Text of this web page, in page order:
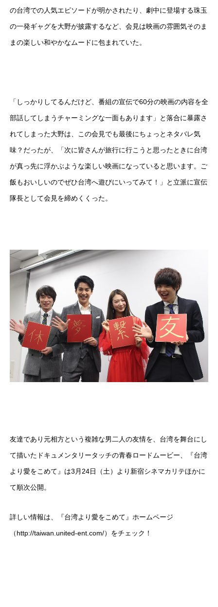
の台湾での人気エピソードが明かされたり、劇中に登場する珠玉
の一発ギャグを大野が披露するなど、会見は映画の雰囲気そのま
まの楽しい和やかなムードに包まれていた。
「しっかりしてるんだけど、番組の宣伝で60分の映画の内容を全
部話してしまうチャーミングな一面もあります」と落合に暴露さ
れてしまった大野は、この会見でも最後にちょっとネタバレ気
味？だったが、「次に皆さんが旅行に行こうと思ったときに台湾
が真っ先に浮かぶような楽しい映画になっていると思います。ご
飯もおいしいのでぜひ台湾へ遊びにいってみて！」と立派に宣伝
隊長として会見を締めくくった。
友達であり元相方という複雑な男二人の友情を、台湾を舞台にし
て描いたドキュメンタリータッチの青春ロードムービー、『台湾
より愛をこめて』は3月24日（土）より新宿シネマカリテほかに
て順次公開。
詳しい情報は、『台湾より愛をこめて』ホームページ
（http://taiwan.united-ent.com/）をチェック！